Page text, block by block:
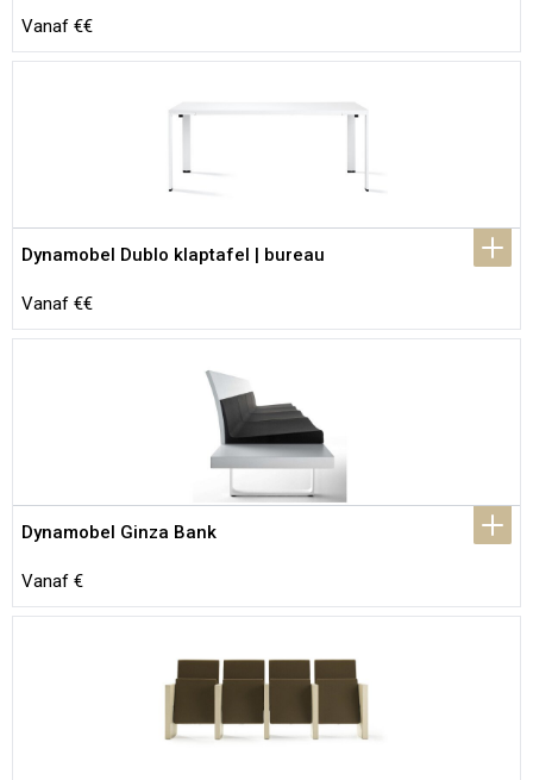
Vanaf €€
Dynamobel Dublo klaptafel | bureau
Vanaf €€
Dynamobel Ginza Bank
Vanaf €